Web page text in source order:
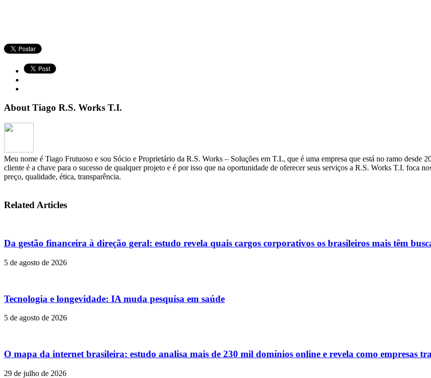
About Tiago R.S. Works T.I.
Meu nome é Tiago Frutuoso e sou Sócio e Proprietário da R.S. Works – Soluções em T.I., que é uma empresa que está no ramo desde
cliente é a chave para o sucesso de qualquer projeto e é por isso que na oportunidade de oferecer seus serviços a R.S. Works T.I. foca
preço, qualidade, ética, transparência.
Related Articles
Da gestão financeira à direção geral: estudo revela quais cargos corporativos os brasileiros mais têm
5 de agosto de 2026
Tecnologia e longevidade: IA muda pesquisa em saúde
5 de agosto de 2026
O mapa da internet brasileira: estudo analisa mais de 230 mil domínios online e revela como empresas
29 de julho de 2026